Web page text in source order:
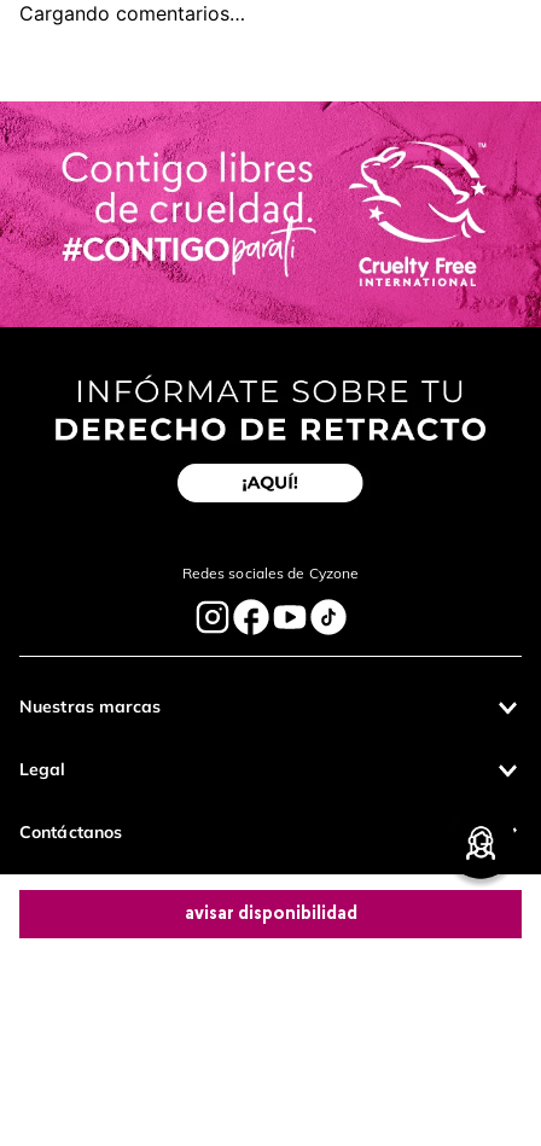
avisar disponibilidad
Cargando comentarios…
Redes sociales de Cyzone
Nuestras marcas
Legal
Contáctanos
Entregas a todo